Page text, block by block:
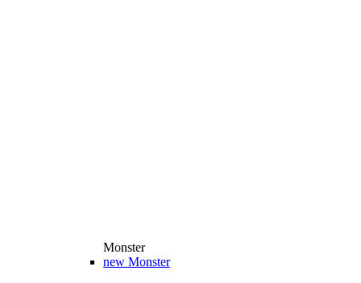
Monster
new Monster